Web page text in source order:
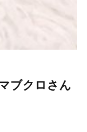
ブクロさん